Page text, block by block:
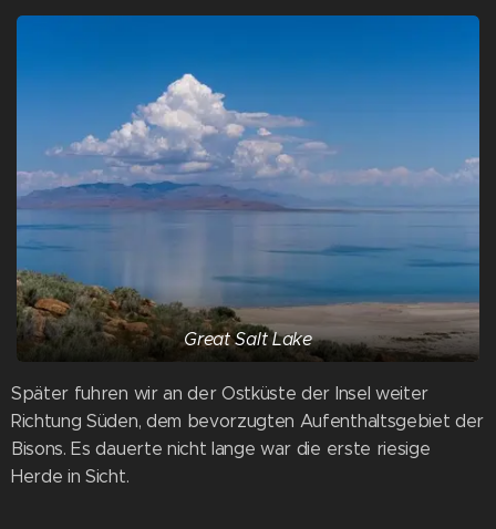
Great Salt Lake
Später fuhren wir an der Ostküste der Insel weiter
Richtung Süden, dem bevorzugten Aufenthaltsgebiet der
Bisons. Es dauerte nicht lange war die erste riesige
Herde in Sicht.